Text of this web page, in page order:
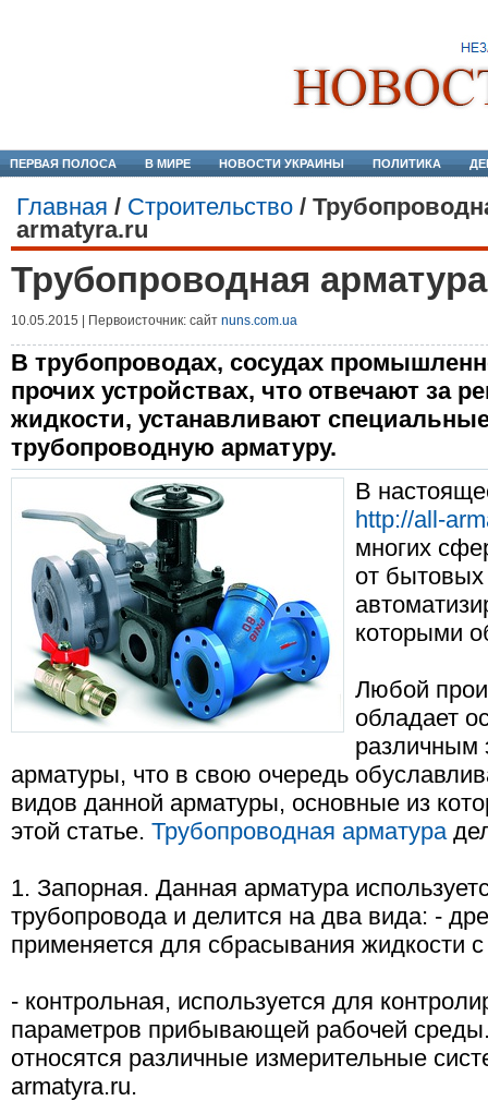
ПЕРВАЯ ПОЛОСА В МИРЕ НОВОСТИ УКРАИНЫ ПОЛИТИКА
Главная / Строительство /
armatyra.ru
Трубопроводная
10.05.2015 | Первоисточник: сайт nuns.com.ua
В трубопроводах, сосудах
прочих устройствах, что отвечают за
жидкости, устанавливают
трубопроводную арматуру.
В
http://all-
многих
от бытовых
которыми
Любой
обладает
различным
арматуры, что в свою очередь
видов данной арматуры, основные из
этой статье. Трубопроводная арматура
1. Запорная. Данная арматура
трубопровода и делится на два вида: -
применяется для сбрасывания жидкости
- контрольная, используется для
параметров прибывающей рабочей
относятся различные измерительные
armatyra.ru.